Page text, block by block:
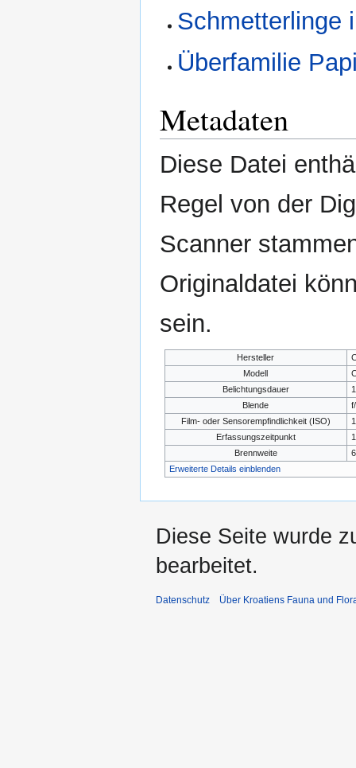
Schmetterlinge
Überfamilie
Metadaten
Diese Datei
Regel von der
Scanner
Originaldatei
sein.
Hersteller
Modell
Belichtungsdauer
Blende
Film- oder Sensorempfindlichkeit (ISO)
Erfassungszeitpunkt
Brennweite
Erweiterte Details einblenden
Diese Seite wurde
bearbeitet.
Datenschutz Über Kroatiens Fauna und